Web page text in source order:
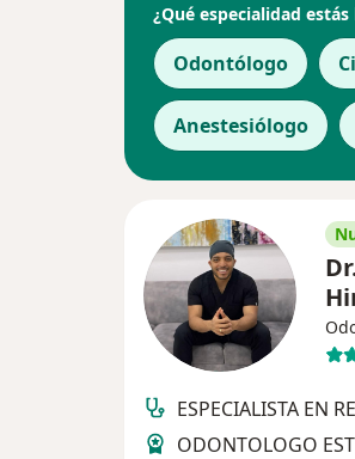
¿Qué especialidad
Odontólogo
Anestesiólogo
ESPECIALISTA EN
ODONTOLOGO